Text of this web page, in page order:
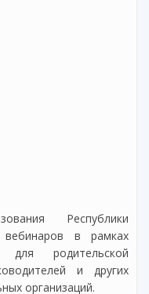
Республики
в рамках
родительской
и других
организаций.